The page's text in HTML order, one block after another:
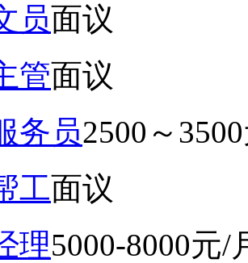
员面议
管面议
务员2500～
工面议
理5000-8000元/